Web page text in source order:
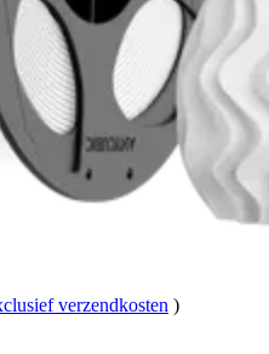
verzendkosten )